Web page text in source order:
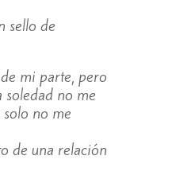
sello de
mi parte, pero
soledad no me
no me
de una relación